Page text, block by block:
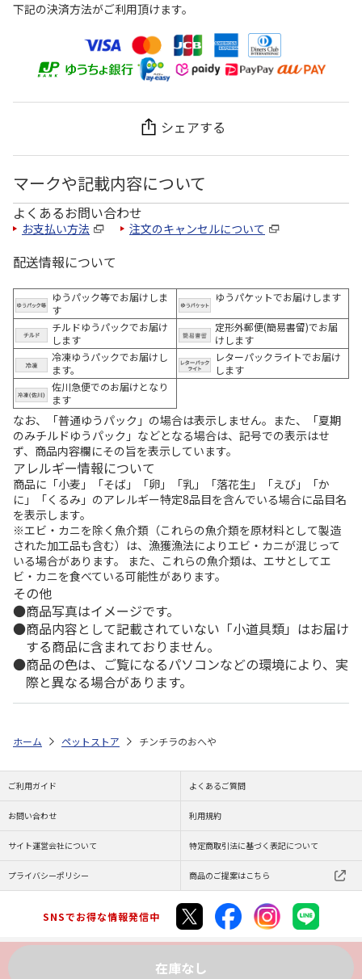
下記の決済方法がご利用頂けます。
シェアする
マークや記載内容について
よくあるお問い合わせ
お支払い方法 注文のキャンセルについて
配送情報について
ゆうパック等でお届けしま
す
ゆうパケットでお届けします
チルドゆうパックでお届け
します
定形外郵便(簡易書留)でお届
けします
冷凍ゆうパックでお届けし
ます。
レターパックライトでお届け
します
佐川急便でのお届けとなり
ます
なお、「普通ゆうパック」の場合は表示しません。また、「夏期
のみチルドゆうパック」などとなる場合は、記号での表示はせ
ず、商品内容欄にその旨を表示しています。
アレルギー情報について
商品に「小麦」「そば」「卵」「乳」「落花生」「えび」「か
に」「くるみ」のアレルギー特定8品目を含んでいる場合に品目名
を表示します。
※エビ・カニを除く魚介類（これらの魚介類を原材料として製造
された加工品も含む）は、漁獲漁法によりエビ・カニが混じって
いる場合があります。 また、これらの魚介類は、エサとしてエ
ビ・カニを食べている可能性があります。
その他
商品写真はイメージです。
商品内容として記載されていない「小道具類」はお届け
する商品に含まれておりません。
商品の色は、ご覧になるパソコンなどの環境により、実
際と異なる場合があります。
在庫なし
ホーム ペットストア チンチラのおへや
ご利用ガイド よくあるご質問
お問い合わせ 利用規約
サイト運営会社について 特定商取引法に基づく表記について
プライバシーポリシー 商品のご提案はこちら
SNSでお得な情報発信中